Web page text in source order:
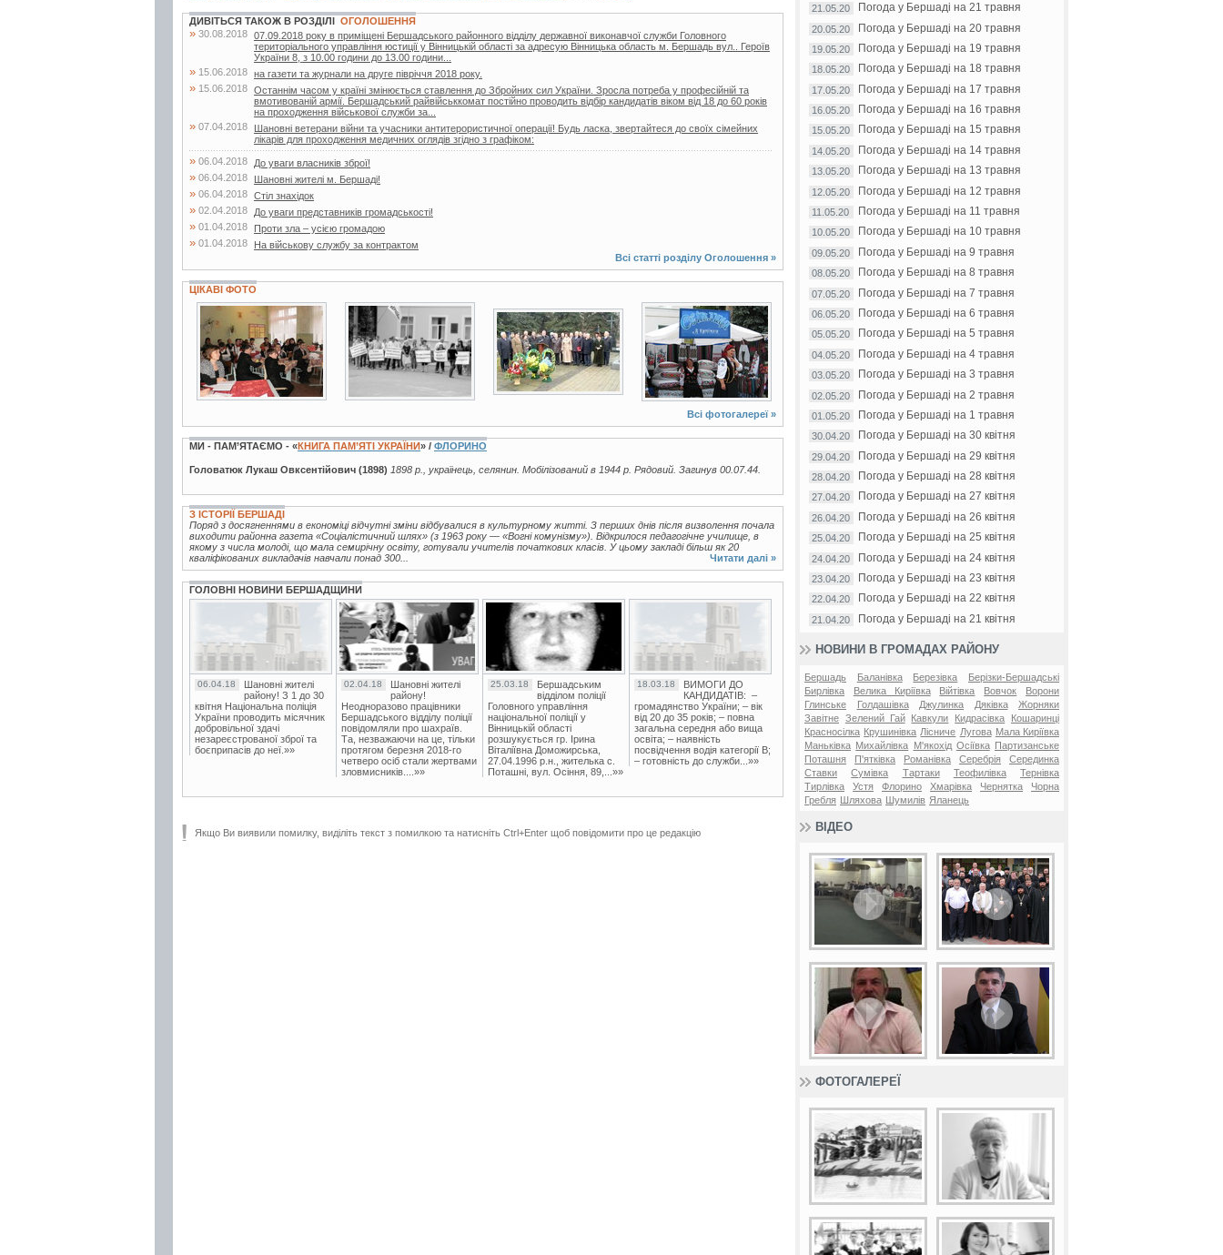
ДИВІТЬСЯ ТАКОЖ В РОЗДІЛІ ОГОЛОШЕННЯ
» 30.08.2018 07.09.2018 року в приміщені Бершадського районного відділу державної виконавчої служби Головного
територіального управління юстиції у Вінницькій області за адресую Вінницька область м. Бершадь вул.. Героїв
України 8, з 10.00 години до 13.00 години...
» 15.06.2018 на газети та журнали на друге півріччя 2018 року.
» 15.06.2018 Останнім часом у країні змінюється ставлення до Збройних сил України. Зросла потреба у професійній та
вмотивованій армії. Бершадський райвійськкомат постійно проводить відбір кандидатів віком від 18 до 60 років
на проходження військової служби за...
» 07.04.2018
Шановні ветерани війни та учасники антитерористичної операції! Будь ласка, звертайтеся до своїх сімейних
лікарів для проходження медичних оглядів згідно з графіком:
» 06.04.2018 До уваги власників зброї!
» 06.04.2018 Шановні жителі м. Бершаді!
» 06.04.2018 Стіл знахідок
» 02.04.2018 До уваги представників громадськості!
» 01.04.2018 Проти зла – усією громадою
» 01.04.2018
На військову службу за контрактом
Всі статті розділу Оголошення »
ЦІКАВІ ФОТО
3 фото 2 фото
13 фото
1 фото
Всі фотогалереї »
МИ - ПАМ’ЯТАЄМО - «КНИГА ПАМ’ЯТІ УКРАЇНИ» / ФЛОРИНО
Головатюк Лукаш Овксентійович (1898) 1898 р., українець, селянин. Мобілізований в 1944 р. Рядовий. Загинув 00.07.44.
З ІСТОРІЇ БЕРШАДІ
Поряд з досягненнями в економіці відчутні зміни відбувалися в культурному житті. З перших днів після визволення почала
виходити районна газета «Соціалістичний шлях» (з 1963 року — «Вогні комунізму»). Відкрилося педагогічне училище, в
якому з числа молоді, що мала семирічну освіту, готували учителів початкових класів. У цьому закладі більш як 20
кваліфікованих викладачів навчали понад 300...
Читати далі »
ГОЛОВНІ НОВИНИ БЕРШАДЩИНИ
06.04.18
Шановні жителі
району! З 1 до 30
квітня Національна поліція
України проводить місячник
добровільної здачі
незареєстрованої зброї та
боєприпасів до неї.»»
02.04.18
Шановні жителі
району!
Неодноразово працівники
Бершадського відділу поліції
повідомляли про шахраїв.
Та, незважаючи на це, тільки
протягом березня 2018-го
четверо осіб стали жертвами
зловмисників....»»
25.03.18
Бершадським
відділом поліції
Головного управління
національної поліції у
Вінницькій області
розшукується гр. Ірина
Віталіївна Доможирська,
27.04.1996 р.н., жителька с.
Поташні, вул. Осіння, 89,...»»
18.03.18
ВИМОГИ ДО
КАНДИДАТІВ: –
громадянство України; – вік
від 20 до 35 років; – повна
загальна середня або вища
освіта; – наявність
посвідчення водія категорії В;
– готовність до служби...»»
Якщо Ви виявили помилку, виділіть текст з помилкою та натисніть Ctrl+Enter щоб повідомити про це редакцію
21.05.20 Погода у Бершаді на 21 травня
20.05.20 Погода у Бершаді на 20 травня
19.05.20 Погода у Бершаді на 19 травня
18.05.20 Погода у Бершаді на 18 травня
17.05.20 Погода у Бершаді на 17 травня
16.05.20 Погода у Бершаді на 16 травня
15.05.20 Погода у Бершаді на 15 травня
14.05.20 Погода у Бершаді на 14 травня
13.05.20 Погода у Бершаді на 13 травня
12.05.20 Погода у Бершаді на 12 травня
11.05.20 Погода у Бершаді на 11 травня
10.05.20 Погода у Бершаді на 10 травня
09.05.20 Погода у Бершаді на 9 травня
08.05.20 Погода у Бершаді на 8 травня
07.05.20 Погода у Бершаді на 7 травня
06.05.20 Погода у Бершаді на 6 травня
05.05.20 Погода у Бершаді на 5 травня
04.05.20 Погода у Бершаді на 4 травня
03.05.20 Погода у Бершаді на 3 травня
02.05.20 Погода у Бершаді на 2 травня
01.05.20 Погода у Бершаді на 1 травня
30.04.20 Погода у Бершаді на 30 квітня
29.04.20 Погода у Бершаді на 29 квітня
28.04.20 Погода у Бершаді на 28 квітня
27.04.20 Погода у Бершаді на 27 квітня
26.04.20 Погода у Бершаді на 26 квітня
25.04.20 Погода у Бершаді на 25 квітня
24.04.20 Погода у Бершаді на 24 квітня
23.04.20 Погода у Бершаді на 23 квітня
22.04.20 Погода у Бершаді на 22 квітня
21.04.20 Погода у Бершаді на 21 квітня
НОВИНИ В ГРОМАДАХ РАЙОНУ
Бершадь Баланівка Березівка
Берізки-Бершадські
Бирлівка
Велика Киріївка Війтівка Вовчок
Ворони
Глинське
Голдашівка Джулинка Дяківка
Жорняки
Завітне Зелений Гай Кавкули Кидрасівка
Кошаринці
Красносілка Крушинівка Лісниче Лугова Мала Киріївка
Маньківка Михайлівка М'якохід Осіївка
Партизанське
Поташня
П'ятківка Романівка Серебрія
Серединка
Ставки
Сумівка Тартаки Теофилівка
Тернівка
Тирлівка
Устя Флорино Хмарівка Чернятка
Чорна
Гребля
Шляхова Шумилів Яланець
ВІДЕО
ФОТОГАЛЕРЕЇ